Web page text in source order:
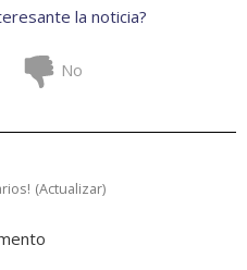
la noticia?
No
(Actualizar)